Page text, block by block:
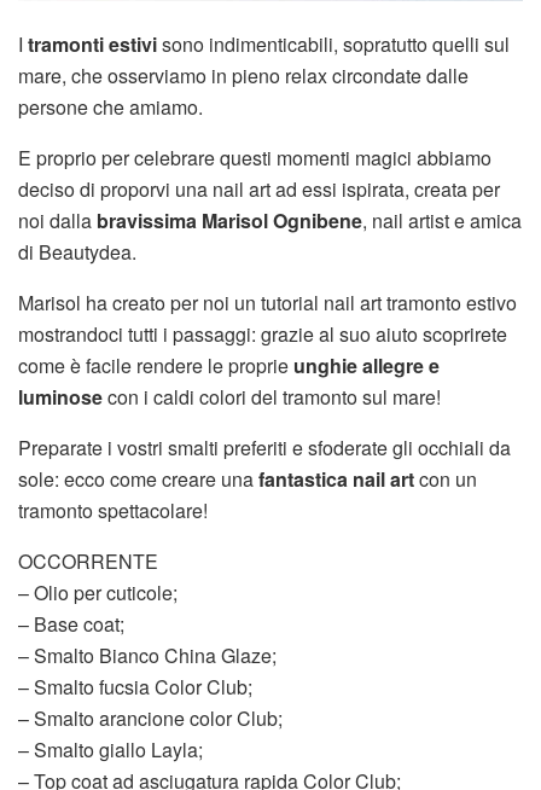
I tramonti estivisono indimenticabili, sopratutto quelli sul
mare, che osserviamo in pieno relax circondate dalle
persone che amiamo.
E proprio per celebrare questi momenti magici abbiamo
deciso di proporvi una nail art ad essi ispirata, creata per
noi dalla bravissima Marisol Ognibene, nail artist e amica
di Beautydea.
Marisol ha creato per noi un tutorial nail art tramonto estivo
mostrandoci tutti i passaggi: grazie al suo aiuto scoprirete
come è facile rendere le proprie unghie allegre e
luminosecon i caldi colori del tramonto sul mare!
Preparate i vostri smalti preferiti e sfoderate gli occhiali da
sole: ecco come creare unafantastica nail artcon un
tramonto spettacolare!
OCCORRENTE
– Olio per cuticole;
– Base coat;
– Smalto Bianco China Glaze;
– Smalto fucsia Color Club;
– Smalto arancione color Club;
– Smalto giallo Layla;
– Top coat ad asciugatura rapida Color Club;